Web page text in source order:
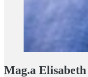
Mag.a